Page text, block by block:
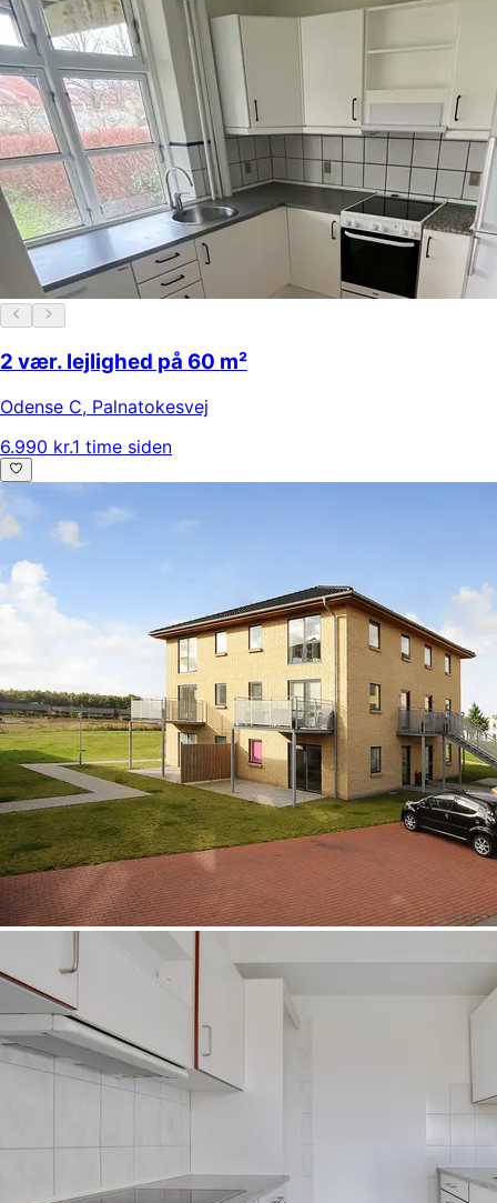
2 vær. lejlighed på 60 m²
Odense C, Palnatokesvej
6.990 kr.1 time siden